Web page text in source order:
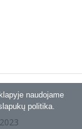
naudojame
politika.